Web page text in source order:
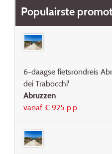
Populairste
6-daagse fietsrondreis
dei Trabocchi'
Abruzzen
vanaf € 925 p.p.